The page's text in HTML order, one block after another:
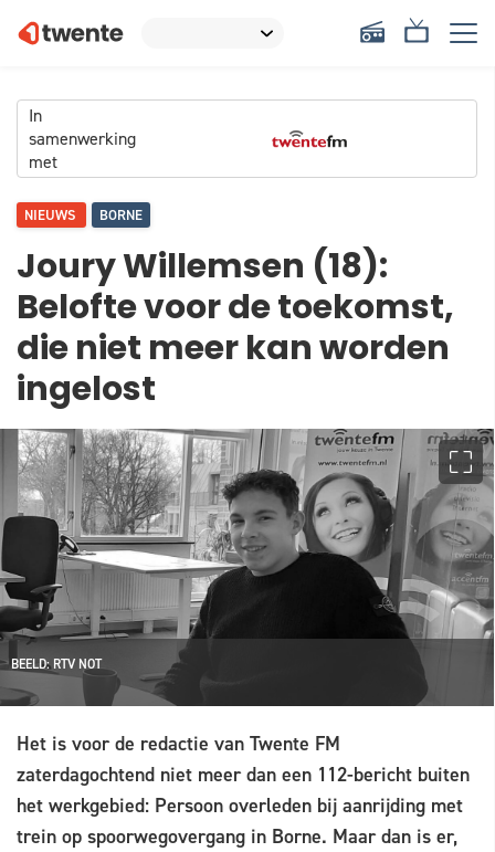
In
samenwerking
met
NIEUWS BORNE
Joury Willemsen (18):
Belofte voor de toekomst,
die niet meer kan worden
ingelost
BEELD: RTV NOT
Het is voor de redactie van Twente FM
zaterdagochtend niet meer dan een 112-bericht buiten
het werkgebied: Persoon overleden bij aanrijding met
trein op spoorwegovergang in Borne. Maar dan is er,